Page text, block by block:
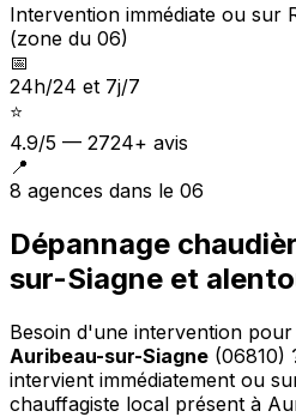
Intervention immédiate ou sur
(zone du 06)
📅
24h/24 et 7j/7
⭐
4.9/5 — 2724+ avis
📍
8 agences dans le 06
Dépannage
sur-Siagne et
Besoin d'une intervention
Auribeau-sur-Siagne (06810)
intervient immédiatement ou
chauffagiste local présent à